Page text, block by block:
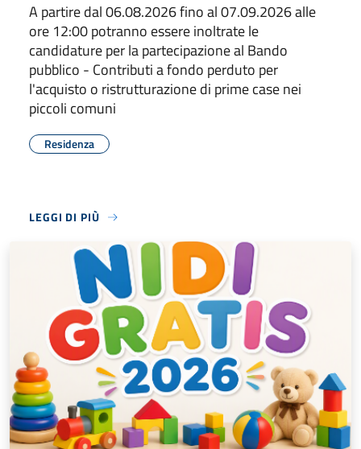
A partire dal 06.08.2026 fino al 07.09.2026 alle
ore 12:00 potranno essere inoltrate le
candidature per la partecipazione al Bando
pubblico - Contributi a fondo perduto per
l'acquisto o ristrutturazione di prime case nei
piccoli comuni
Residenza
LEGGI DI PIÙ